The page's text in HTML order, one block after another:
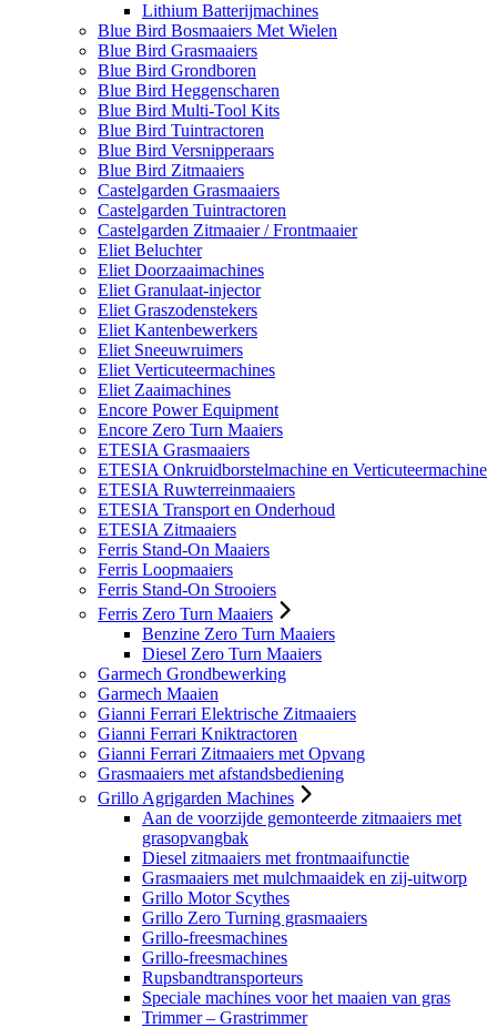
Lithium Batterijmachines
Blue Bird Bosmaaiers Met Wielen
Blue Bird Grasmaaiers
Blue Bird Grondboren
Blue Bird Heggenscharen
Blue Bird Multi-Tool Kits
Blue Bird Tuintractoren
Blue Bird Versnipperaars
Blue Bird Zitmaaiers
Castelgarden Grasmaaiers
Castelgarden Tuintractoren
Castelgarden Zitmaaier / Frontmaaier
Eliet Beluchter
Eliet Doorzaaimachines
Eliet Granulaat-injector
Eliet Graszodenstekers
Eliet Kantenbewerkers
Eliet Sneeuwruimers
Eliet Verticuteermachines
Eliet Zaaimachines
Encore Power Equipment
Encore Zero Turn Maaiers
ETESIA Grasmaaiers
ETESIA Onkruidborstelmachine en Verticuteermachine
ETESIA Ruwterreinmaaiers
ETESIA Transport en Onderhoud
ETESIA Zitmaaiers
Ferris Stand-On Maaiers
Ferris Loopmaaiers
Ferris Stand-On Strooiers
Ferris Zero Turn Maaiers
Benzine Zero Turn Maaiers
Diesel Zero Turn Maaiers
Garmech Grondbewerking
Garmech Maaien
Gianni Ferrari Elektrische Zitmaaiers
Gianni Ferrari Kniktractoren
Gianni Ferrari Zitmaaiers met Opvang
Grasmaaiers met afstandsbediening
Grillo Agrigarden Machines
Aan de voorzijde gemonteerde zitmaaiers met
grasopvangbak
Diesel zitmaaiers met frontmaaifunctie
Grasmaaiers met mulchmaaidek en zij-uitworp
Grillo Motor Scythes
Grillo Zero Turning grasmaaiers
Grillo-freesmachines
Grillo-freesmachines
Rupsbandtransporteurs
Speciale machines voor het maaien van gras
Trimmer – Grastrimmer